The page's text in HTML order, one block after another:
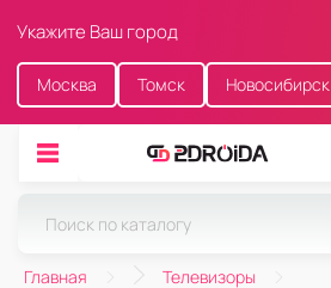
Укажите Ваш город
Москва Томск Новосибирск
Главная
Телевизоры